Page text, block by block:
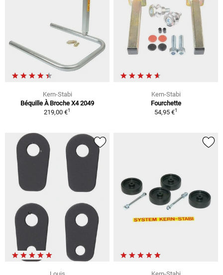
Kern-Stabi
Béquille À Broche X4 2049
219,00 €1
Kern-Stabi
Fourchette
54,95 €1